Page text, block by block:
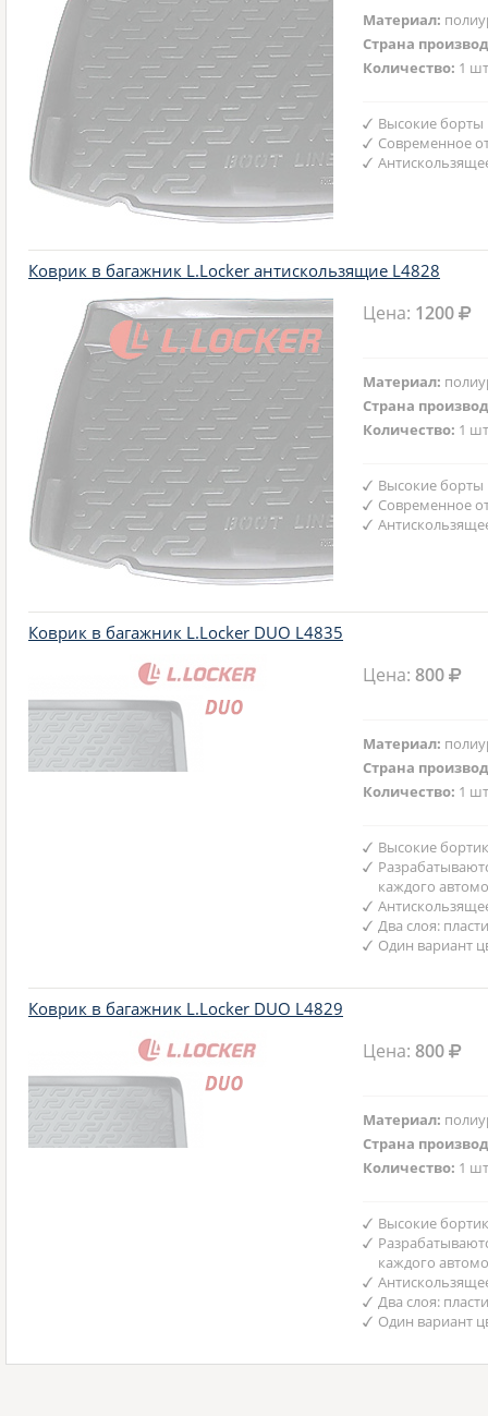
Материал:
Страна
Количество: 1
Высокие борты
Современное
Коврик в багажник L.Locker антискользящие L4828
Цена: 1200
Материал:
Страна
Количество: 1
Высокие борты
Современное
Коврик в багажник L.Locker DUO L4835
Цена:800
Материал:
Страна
Количество: 1
Высокие
каждого
Два слоя:
Один вариант
Коврик в багажник L.Locker DUO L4829
Цена:800
Материал:
Страна
Количество: 1
Высокие
каждого
Два слоя:
Один вариант